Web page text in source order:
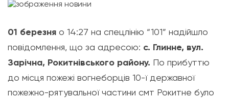
01 березня о 14:27 на спецлінію “101” надійшло
повідомлення, що за адресою: с. Глинне, вул.
Зарічна, Рокитнівського району. По прибуттю
до місця пожежі вогнеборців 10-ї державної
пожежно-рятувальної частини смт Рокитне було